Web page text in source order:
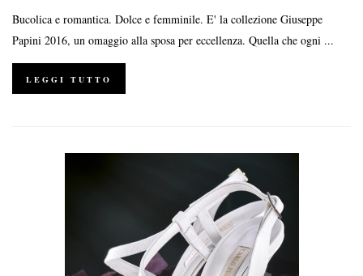
Bucolica e romantica. Dolce e femminile. E' la collezione Giuseppe
Papini 2016, un omaggio alla sposa per eccellenza. Quella che ogni ...
LEGGI TUTTO